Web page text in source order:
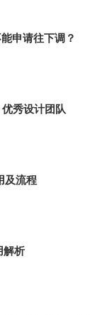
申请往下调？
秀设计团队
及流程
解析